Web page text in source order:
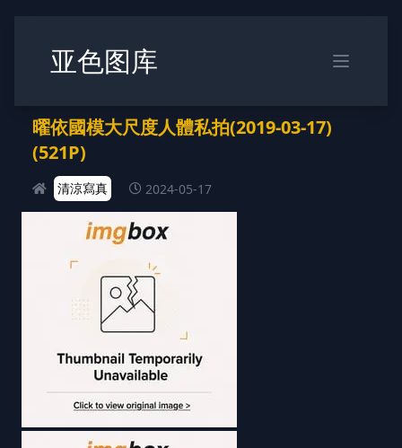
亚色图库
曜依國模大尺度人體私拍(2019-03-17)
(521P)
清涼寫真 2024-05-17